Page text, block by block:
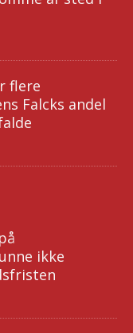
flere
Falcks andel
ikke